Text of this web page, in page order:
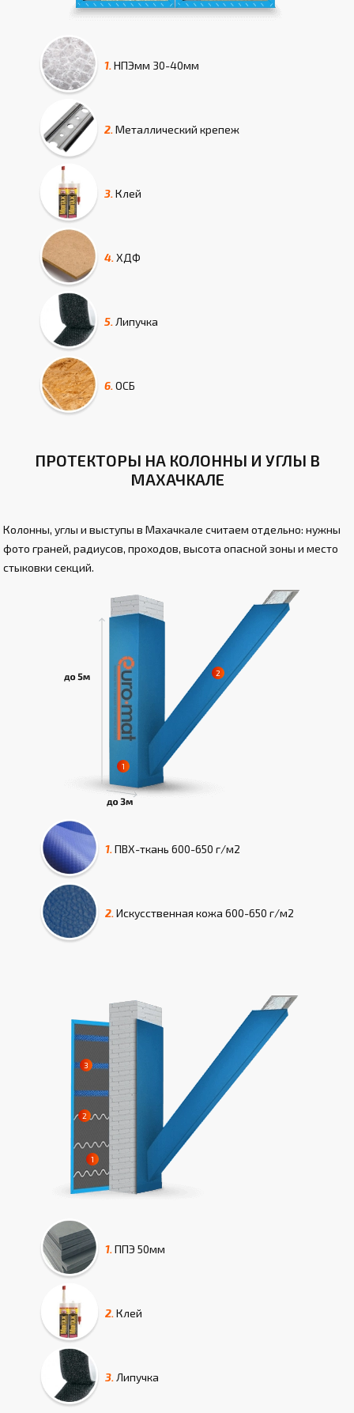
1. НПЭмм 30-40мм
2. Металлический крепеж
3. Клей
4. ХДФ
5. Липучка
6. ОСБ
ПРОТЕКТОРЫ НА КОЛОННЫ И УГЛЫ В
МАХАЧКАЛЕ
Колонны, углы и выступы в Махачкале считаем отдельно: нужны
фото граней, радиусов, проходов, высота опасной зоны и место
стыковки секций.
1. ПВХ-ткань 600-650 г/м2
2. Искусcтвенная кожа 600-650 г/м2
1. ППЭ 50мм
2. Клей
3. Липучка